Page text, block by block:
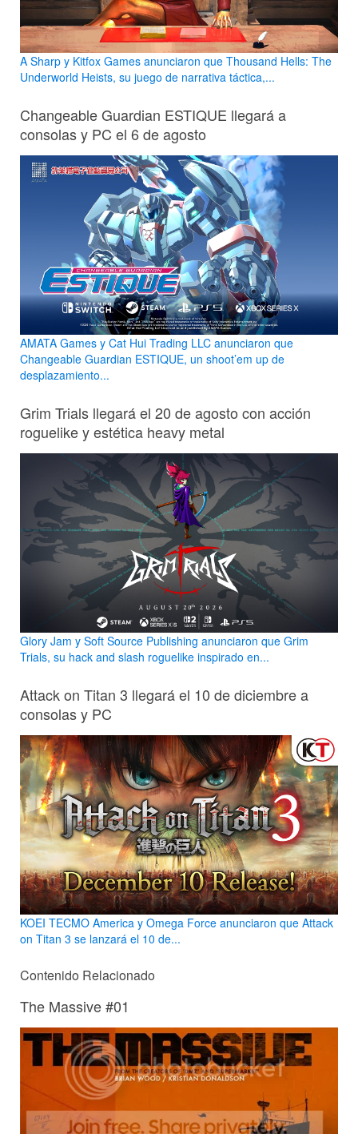
A Sharp y Kitfox Games anunciaron que Thousand Hells: The
Underworld Heists, su juego de narrativa táctica,...
Changeable Guardian ESTIQUE llegará a
consolas y PC el 6 de agosto
AMATA Games y Cat Hui Trading LLC anunciaron que
Changeable Guardian ESTIQUE, un shoot’em up de
desplazamiento...
Grim Trials llegará el 20 de agosto con acción
roguelike y estética heavy metal
Glory Jam y Soft Source Publishing anunciaron que Grim
Trials, su hack and slash roguelike inspirado en...
Attack on Titan 3 llegará el 10 de diciembre a
consolas y PC
KOEI TECMO America y Omega Force anunciaron que Attack
on Titan 3 se lanzará el 10 de...
Contenido Relacionado
The Massive #01